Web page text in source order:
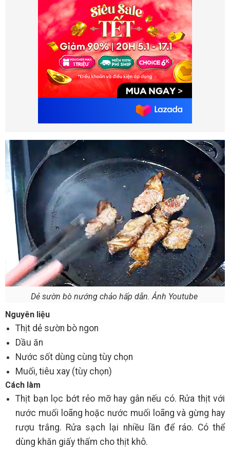
Dẻ sườn bò nướng chảo hấp dẫn. Ảnh Youtube
Nguyên liệu
Thịt dẻ sườn bò ngon
Dầu ăn
Nước sốt dùng cùng tùy chọn
Muối, tiêu xay (tùy chọn)
Cách làm
Thịt bạn lọc bớt rẻo mỡ hay gân nếu có. Rửa thịt với
nước muối loãng hoặc nước muối loãng và gừng hay
rượu trắng. Rửa sạch lại nhiều lần để ráo. Có thể
dùng khăn giấy thấm cho thịt khô.